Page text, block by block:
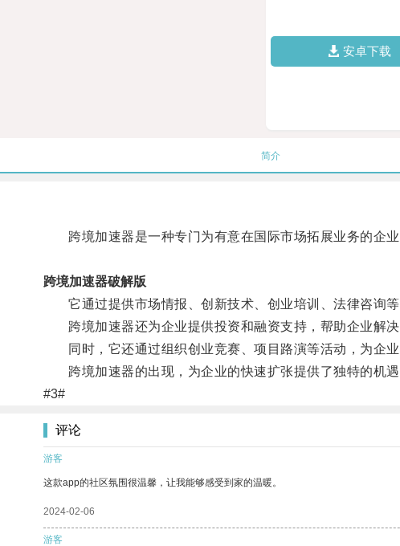
安卓下载
简介
跨境加速器是一种专门为有意在国际市场拓展业务的企业
跨境加速器破解版
它通过提供市场情报、创新技术、创业培训、法律咨询等
跨境加速器还为企业提供投资和融资支持，帮助企业解决
同时，它还通过组织创业竞赛、项目路演等活动，为企业
跨境加速器的出现，为企业的快速扩张提供了独特的机遇
#3#
评论
游客
这款app的社区氛围很温馨，让我能够感受到家的温暖。
2024-02-06
游客